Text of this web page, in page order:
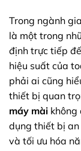
Trong ngành
là một trong
định trực tiếp
hiệu suất của
phải ai cũng
thiết bị quan
máy mài không
dụng thiết bị
và tối ưu hóa